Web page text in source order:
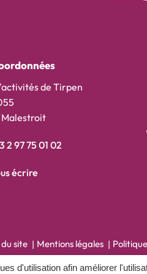
d'utilisation afin améliorer
onglet)
de Tirpen
2 97 75 01 02
écrire
site Mentions légales